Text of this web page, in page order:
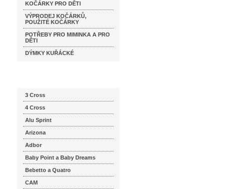
KOČÁRKY PRO DĚTI
VÝPRODEJ KOČÁRKŮ,
POUŽITÉ KOČÁRKY
POTŘEBY PRO MIMINKA A PRO
DĚTI
DÝMKY KUŘÁCKÉ
3 Cross
4 Cross
Alu Sprint
Arizona
Adbor
Baby Point a Baby Dreams
Bebetto a Quatro
CAM